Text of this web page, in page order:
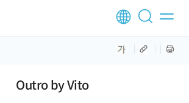
Outro by Vito